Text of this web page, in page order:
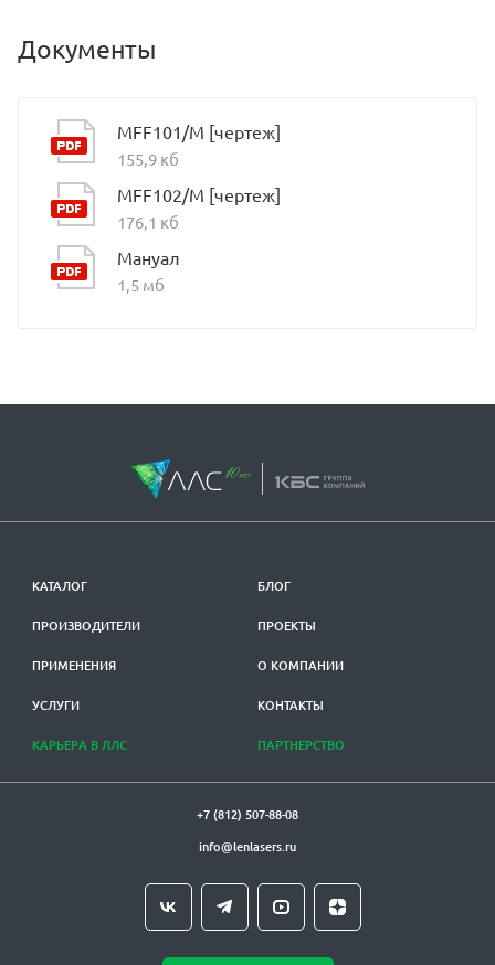
Документы
MFF101/M [чертеж]
155,9 кб
MFF102/M [чертеж]
176,1 кб
Мануал
1,5 мб
КАТАЛОГ
ПРОИЗВОДИТЕЛИ
ПРИМЕНЕНИЯ
УСЛУГИ
КАРЬЕРА В ЛЛС
БЛОГ
ПРОЕКТЫ
О КОМПАНИИ
КОНТАКТЫ
ПАРТНЕРСТВО
+7 (812) 507-88-08
info@lenlasers.ru